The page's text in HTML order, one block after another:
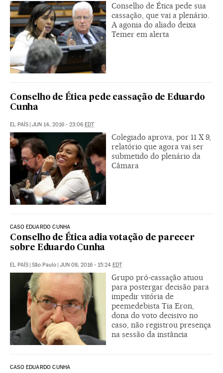
Conselho de Ética pede sua
cassação, que vai a plenário.
A agonia do aliado deixa
Temer em alerta
Conselho de Ética pede cassação de Eduardo
Cunha
EL PAÍS | JUN 14, 2016 - 23:06 EDT
Colegiado aprova, por 11 X 9,
relatório que agora vai ser
submetido do plenário da
Câmara
CASO EDUARDO CUNHA
Conselho de Ética adia votação de parecer
sobre Eduardo Cunha
EL PAÍS | São Paulo | JUN 08, 2016 - 15:24 EDT
Grupo pró-cassação atuou
para postergar decisão para
impedir vitória de
peemedebista Tia Eron,
dona do voto decisivo no
caso, não registrou presença
na sessão da instância
CASO EDUARDO CUNHA